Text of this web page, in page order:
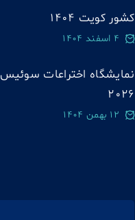
کشور کویت 1404
4 اسفند 1404
نمایشگاه اختراعات سوئيس
2026
12 بهمن 1404